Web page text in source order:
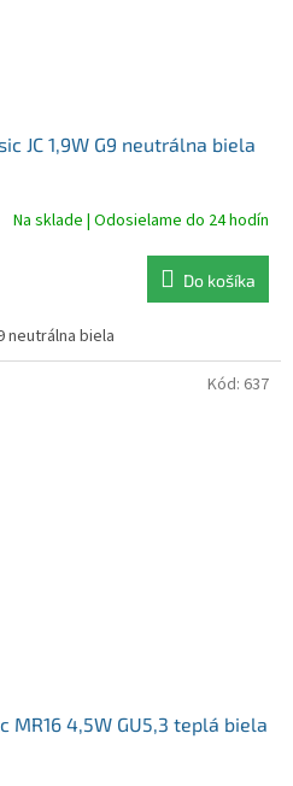
JC 1,9W G9 neutrálna biela
Na sklade | Odosielame do 24 hodín
Do košíka
neutrálna biela
MR16 4,5W GU5,3 teplá biela
Kód: 637